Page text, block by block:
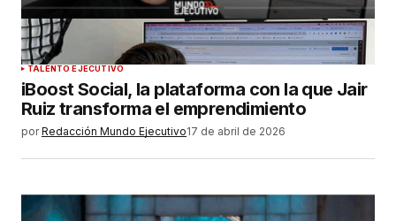
TALENTO EJECUTIVO
iBoost Social, la plataforma con la que Jair
Ruiz transforma el emprendimiento
por Redacción Mundo Ejecutivo17 de abril de 2026